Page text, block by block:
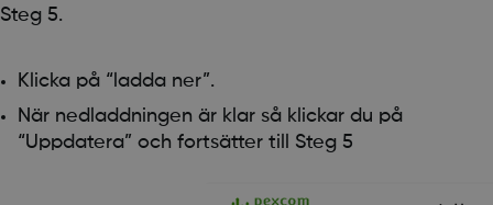
Steg 5.
Klicka på “ladda ner”.
När nedladdningen är klar så klickar du på
“Uppdatera” och fortsätter till Steg 5